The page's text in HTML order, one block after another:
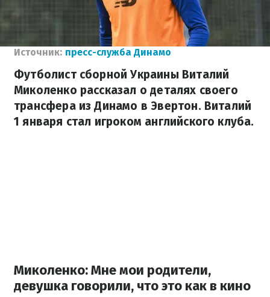
Источник: пресс-служба Динамо
Футболист сборной Украины Виталий
Миколенко рассказал о деталях своего
трансфера из Динамо в Эвертон. Виталий
1 января стал игроком английского клуба.
Миколенко: Мне мои родители,
девушка говорили, что это как в кино